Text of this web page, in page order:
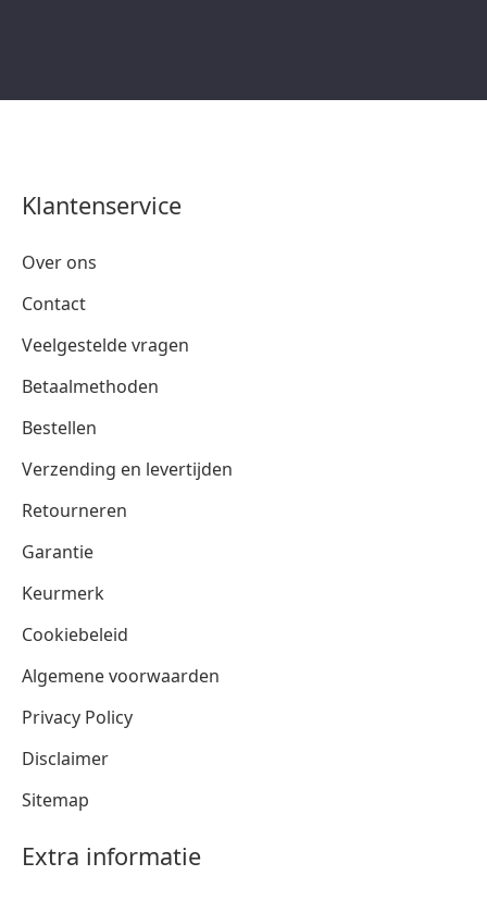
Klantenservice
Over ons
Contact
Veelgestelde vragen
Betaalmethoden
Bestellen
Verzending en levertijden
Retourneren
Garantie
Keurmerk
Cookiebeleid
Algemene voorwaarden
Privacy Policy
Disclaimer
Sitemap
Extra informatie